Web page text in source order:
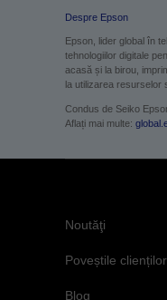
Despre Epson
Epson, lider global în
tehnologiilor digitale
acasă și la birou,
la utilizarea resurselor
Condus de Seiko
Aflați mai multe:
Noutăţi
Poveștile clienților
Blog